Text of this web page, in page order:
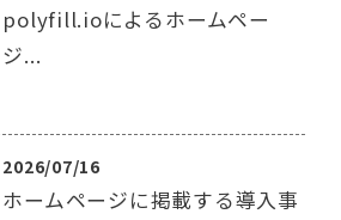
polyfill.ioによるホームペー
ジ...
2026/07/16
ホームページに掲載する導入事